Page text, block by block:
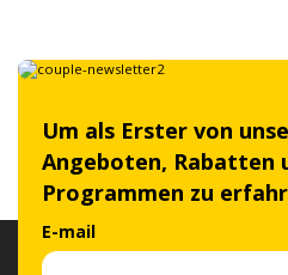
Um als Erster von
Angeboten, Rabatten
Programmen zu
E-mail